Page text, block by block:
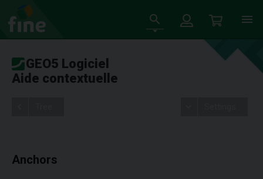
GEO5 Logiciel
Aide contextuelle
Anchors